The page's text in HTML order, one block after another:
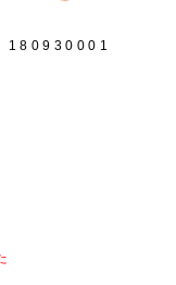
180930001